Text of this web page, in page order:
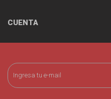
CUENTA